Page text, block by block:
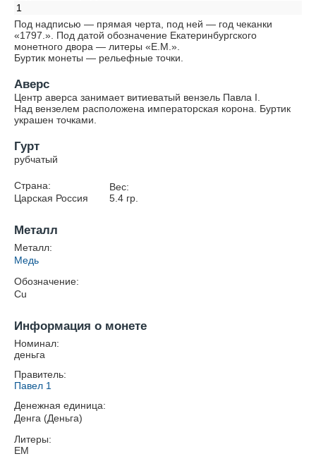
1
Под надписью — прямая черта, под ней — год чеканки
«1797.». Под датой обозначение Екатеринбургского
монетного двора — литеры «Е.М.».
Буртик монеты — рельефные точки.
Аверс
Центр аверса занимает витиеватый вензель Павла I.
Над вензелем расположена императорская корона. Буртик
украшен точками.
Гурт
рубчатый
Страна:
Царская Россия
Вес:
5.4гр.
Металл
Металл:
Медь
Обозначение:
Cu
Информация о монете
Номинал:
деньга
Правитель:
Павел 1
Денежная единица:
Денга (Деньга)
Литеры:
ЕМ